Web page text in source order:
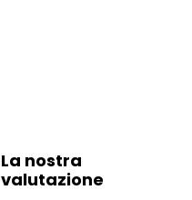
La nostra
valutazione